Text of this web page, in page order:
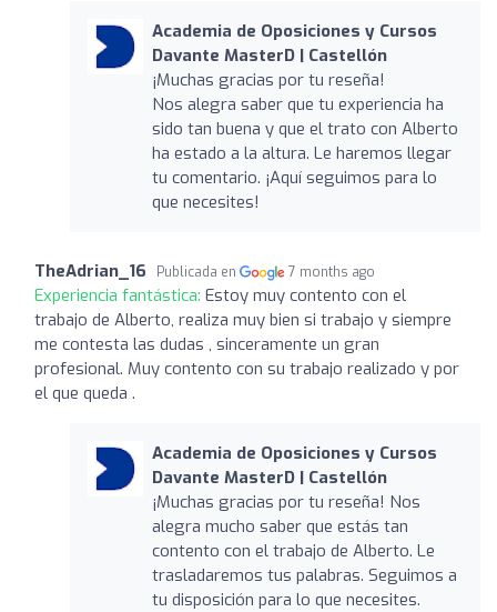
Academia de Oposiciones y Cursos
Davante MasterD | Castellón
¡Muchas gracias por tu reseña!
Nos alegra saber que tu experiencia ha
sido tan buena y que el trato con Alberto
ha estado a la altura. Le haremos llegar
tu comentario. ¡Aquí seguimos para lo
que necesites!
TheAdrian_16 Publicada en 7 months ago
Experiencia fantástica: Estoy muy contento con el
trabajo de Alberto, realiza muy bien si trabajo y siempre
me contesta las dudas , sinceramente un gran
profesional. Muy contento con su trabajo realizado y por
el que queda .
Academia de Oposiciones y Cursos
Davante MasterD | Castellón
¡Muchas gracias por tu reseña! Nos
alegra mucho saber que estás tan
contento con el trabajo de Alberto. Le
trasladaremos tus palabras. Seguimos a
tu disposición para lo que necesites.